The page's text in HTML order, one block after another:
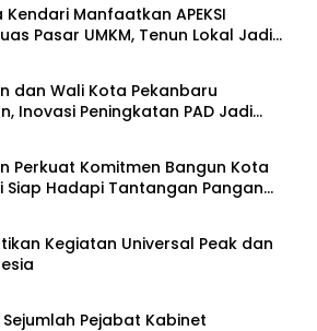
Manfaatkan APEKSI
Pasar UMKM, Tenun Lokal Jadi
dan Wali Kota Pekanbaru
Inovasi Peningkatan PAD Jadi
Perkuat Komitmen Bangun Kota
Siap Hadapi Tantangan Pangan
Kegiatan Universal Peak dan
Pejabat Kabinet